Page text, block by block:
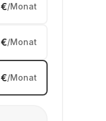
/Monat
/Monat
/Monat